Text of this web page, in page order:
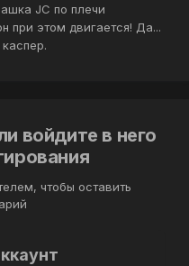
JC по плечи
при этом двигается! Да...
войдите в него
чтобы оставить